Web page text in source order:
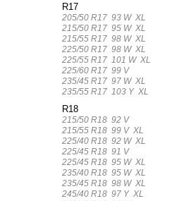
R17
205/50 R17 93 W XL
215/50 R17 95 W XL
215/55 R17 98 W XL
225/50 R17 98 W XL
225/55 R17 101 W XL
225/60 R17 99 V
235/45 R17 97 W XL
235/55 R17 103 Y XL
R18
215/50 R18 92 V
215/55 R18 99 V XL
225/40 R18 92 W XL
225/45 R18 91 V
225/45 R18 95 W XL
235/40 R18 95 W XL
235/45 R18 98 W XL
245/40 R18 97 Y XL